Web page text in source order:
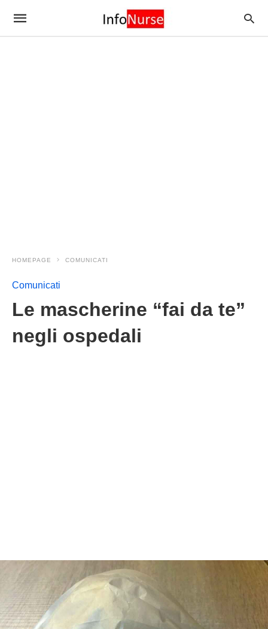
HOMEPAGE COMUNICATI
Comunicati
Le mascherine “fai da te”
negli ospedali